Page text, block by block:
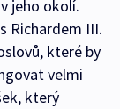
jeho okolí.
Richardem III.
které by
velmi
který